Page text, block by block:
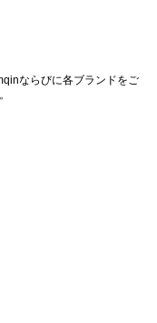
ならびに各ブランドをご